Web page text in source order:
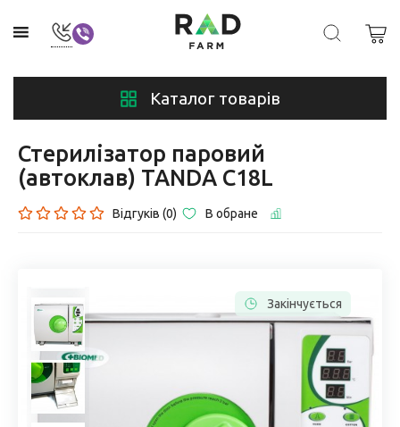
Каталог товарів
Стерилізатор паровий
(автоклав) TANDA C18L
Відгуків (0) В обране
Закінчується